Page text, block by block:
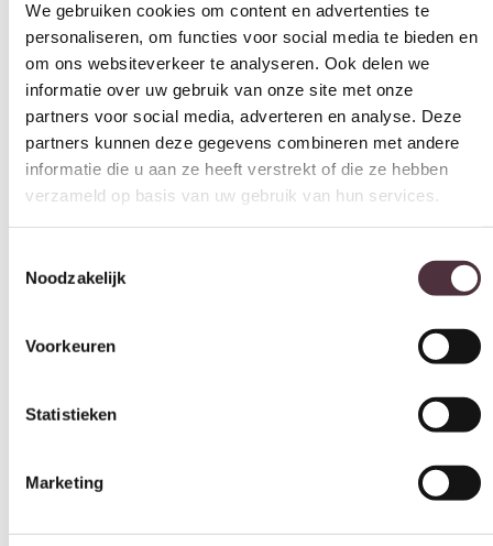
We gebruiken cookies om content en advertenties te
personaliseren, om functies voor social media te bieden en
om ons websiteverkeer te analyseren. Ook delen we
informatie over uw gebruik van onze site met onze
partners voor social media, adverteren en analyse. Deze
partners kunnen deze gegevens combineren met andere
informatie die u aan ze heeft verstrekt of die ze hebben
verzameld op basis van uw gebruik van hun services.
Noodzakelijk
Voorkeuren
Statistieken
Marketing